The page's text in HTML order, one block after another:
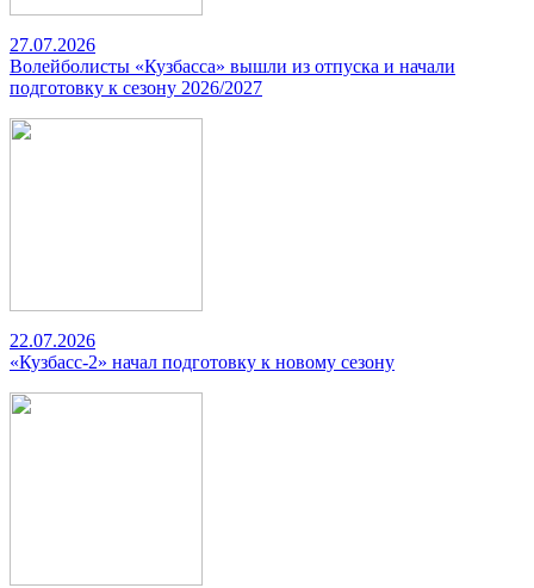
27.07.2026
Волейболисты «Кузбасса» вышли из отпуска и начали
подготовку к сезону 2026/2027
22.07.2026
«Кузбасс-2» начал подготовку к новому сезону